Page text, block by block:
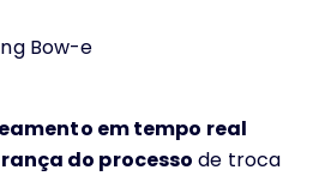
Bow-e
em tempo real
do processo de troca